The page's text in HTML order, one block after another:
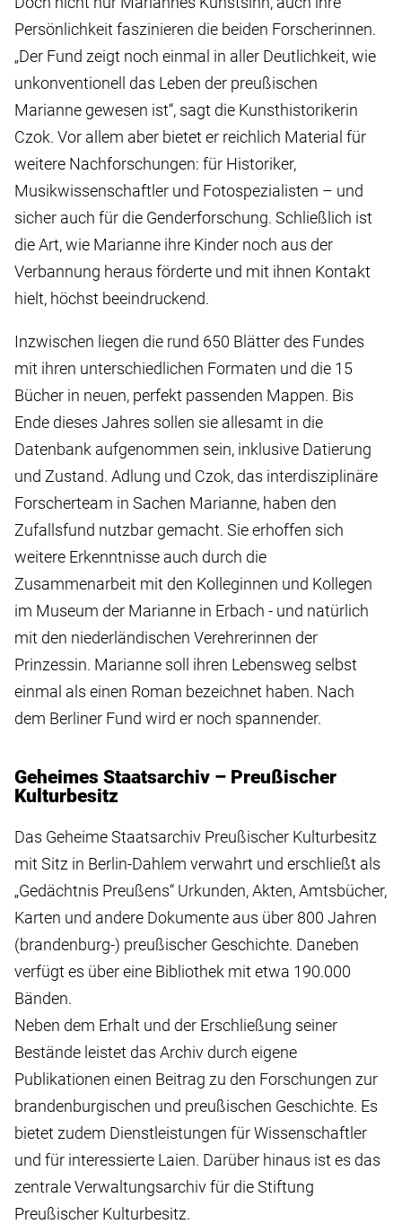
Persönlichkeit faszinieren die beiden Forscherinnen.
„Der Fund zeigt noch einmal in aller Deutlichkeit, wie
unkonventionell das Leben der preußischen
Marianne gewesen ist“, sagt die Kunsthistorikerin
Czok. Vor allem aber bietet er reichlich Material für
weitere Nachforschungen: für Historiker,
Musikwissenschaftler und Fotospezialisten – und
sicher auch für die Genderforschung. Schließlich ist
die Art, wie Marianne ihre Kinder noch aus der
Verbannung heraus förderte und mit ihnen Kontakt
hielt, höchst beeindruckend.
Inzwischen liegen die rund 650 Blätter des Fundes
mit ihren unterschiedlichen Formaten und die 15
Bücher in neuen, perfekt passenden Mappen. Bis
Ende dieses Jahres sollen sie allesamt in die
Datenbank aufgenommen sein, inklusive Datierung
und Zustand. Adlung und Czok, das interdisziplinäre
Forscherteam in Sachen Marianne, haben den
Zufallsfund nutzbar gemacht. Sie erhoffen sich
weitere Erkenntnisse auch durch die
Zusammenarbeit mit den Kolleginnen und Kollegen
im Museum der Marianne in Erbach - und natürlich
mit den niederländischen Verehrerinnen der
Prinzessin. Marianne soll ihren Lebensweg selbst
einmal als einen Roman bezeichnet haben. Nach
dem Berliner Fund wird er noch spannender.
Geheimes Staatsarchiv – Preußischer
Kulturbesitz
Das Geheime Staatsarchiv Preußischer Kulturbesitz
mit Sitz in Berlin-Dahlem verwahrt und erschließt als
„Gedächtnis Preußens“ Urkunden, Akten, Amtsbücher,
Karten und andere Dokumente aus über 800 Jahren
(brandenburg-) preußischer Geschichte. Daneben
verfügt es über eine Bibliothek mit etwa 190.000
Bänden.
Neben dem Erhalt und der Erschließung seiner
Bestände leistet das Archiv durch eigene
Publikationen einen Beitrag zu den Forschungen zur
brandenburgischen und preußischen Geschichte. Es
bietet zudem Dienstleistungen für Wissenschaftler
und für interessierte Laien. Darüber hinaus ist es das
zentrale Verwaltungsarchiv für die Stiftung
Preußischer Kulturbesitz.